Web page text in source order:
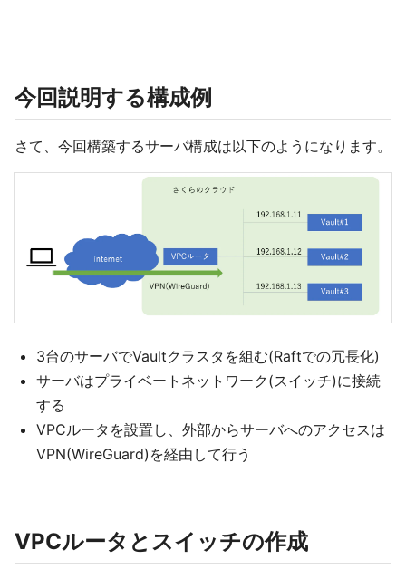
今回説明する構成例
さて、今回構築するサーバ構成は以下のようになります。
3台のサーバでVaultクラスタを組む(Raftでの冗長化)
サーバはプライベートネットワーク(スイッチ)に接続
する
VPCルータを設置し、外部からサーバへのアクセスは
VPN(WireGuard)を経由して行う
VPCルータとスイッチの作成